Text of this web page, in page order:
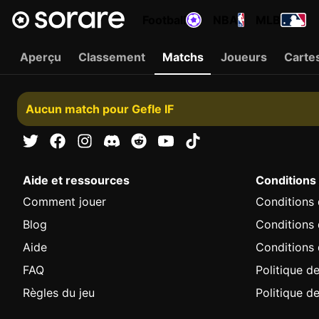
Aperçu Classement Matchs Joueurs
Aucun match pour Gefle IF
Aide et ressources
Comment jouer
Blog
Aide
FAQ
Règles du jeu
Conditions
Conditions
Conditions
Politique
Politique